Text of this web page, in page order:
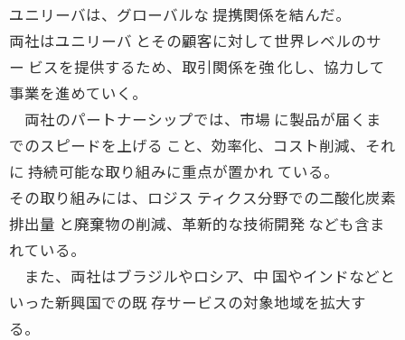
ユニリーバは、グローバルな 提携関係を結んだ。
両社はユニリーバ とその顧客に対して世界レベルのサ
ー ビスを提供するため、取引関係を強 化し、協力して
事業を進めていく。
両社のパートナーシップでは、市場 に製品が届くま
でのスピードを上げる こと、効率化、コスト削減、それ
に 持続可能な取り組みに重点が置かれ ている。
その取り組みには、ロジス ティクス分野での二酸化炭素
排出量 と廃棄物の削減、革新的な技術開発 なども含ま
れている。
また、両社はブラジルやロシア、中 国やインドなどと
いった新興国での既 存サービスの対象地域を拡大す
る。